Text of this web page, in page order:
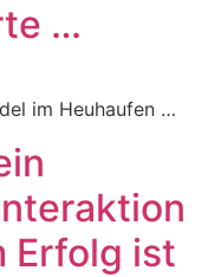
…
im Heuhaufen …
Erfolg ist